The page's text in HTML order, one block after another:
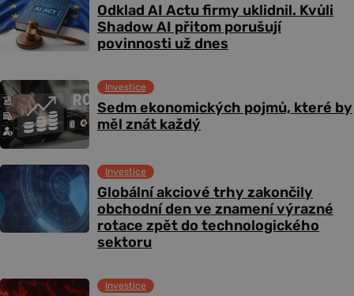
Odklad AI Actu firmy uklidnil. Kvůli
Shadow AI přitom porušují
povinnosti už dnes
Sedm ekonomických pojmů, které by
měl znát každý
Investice
Globální akciové trhy zakončily
obchodní den ve znamení výrazné
rotace zpět do technologického
sektoru
Investice
Investice